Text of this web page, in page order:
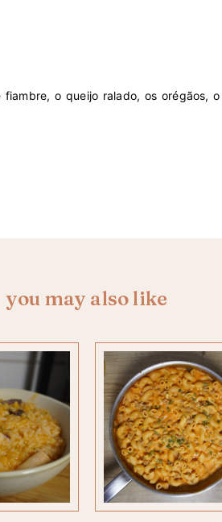
o queijo ralado, os orégãos,
you may also like